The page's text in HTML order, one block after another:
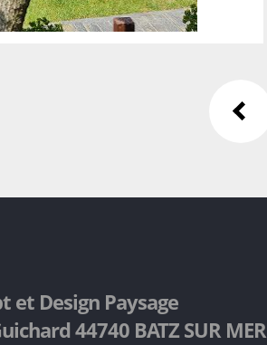
et Design Paysage
44740 BATZ SUR MER